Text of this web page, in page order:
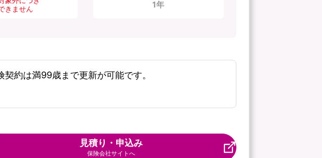
きません
1年
約は満99歳まで更新が可能です。
見積り・申込み
保険会社サイトへ